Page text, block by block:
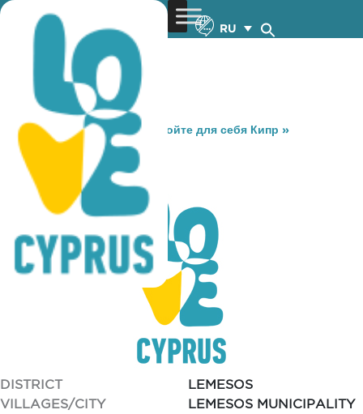
RU
You are here: Home »Откройте для себя Кипр »
Gastronomy
» AGRAMPELI
AGRAMPELI
DISTRICT
LEMESOS
VILLAGES/CITY
LEMESOS MUNICIPALITY